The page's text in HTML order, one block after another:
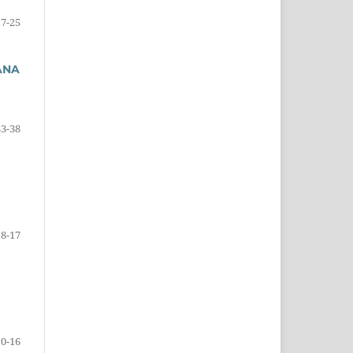
25
38
8-17
16